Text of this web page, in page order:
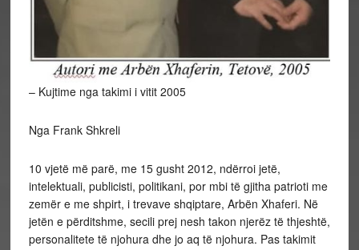
– Kujtime nga takimi i vitit 2005
Nga Frank Shkreli
10 vjetë më parë, me 15 gusht 2012, ndërroi jetë,
intelektuali, publicisti, politikani, por mbi të gjitha patrioti me
zemër e me shpirt, i trevave shqiptare, Arbën Xhaferi. Në
jetën e përditshme, secili prej nesh takon njerëz të thjeshtë,
personalitete të njohura dhe jo aq të njohura. Pas takimit